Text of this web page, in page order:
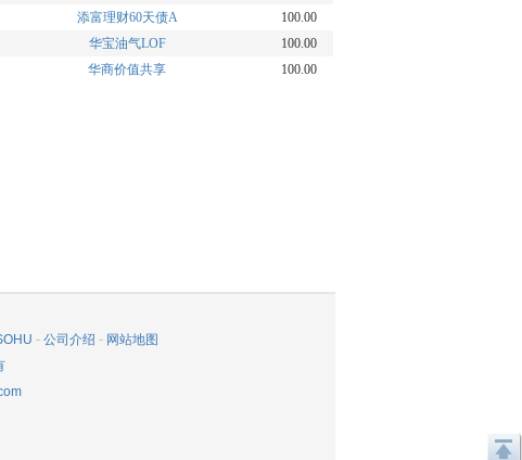
添富理财60天债A
100.00
华宝油气LOF
100.00
华商价值共享 100.00
- 公司介绍 - 网站地图